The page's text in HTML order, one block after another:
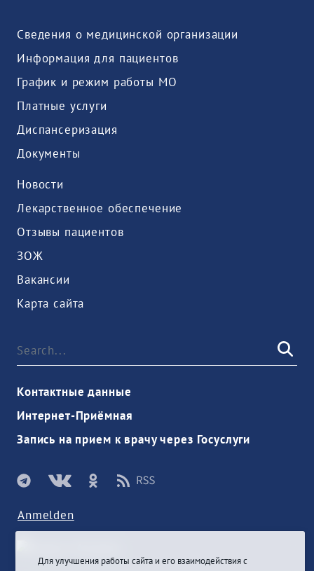
Сведения о медицинской организации
Информация для пациентов
График и режим работы МО
Платные услуги
Диспансеризация
Документы
Новости
Лекарственное обеспечение
Отзывы пациентов
ЗОЖ
Вакансии
Карта сайта
Контактные данные
Интернет-Приёмная
Запись на прием к врачу через Госуслуги
Anmelden
Для улучшения работы сайта и его взаимодействия с